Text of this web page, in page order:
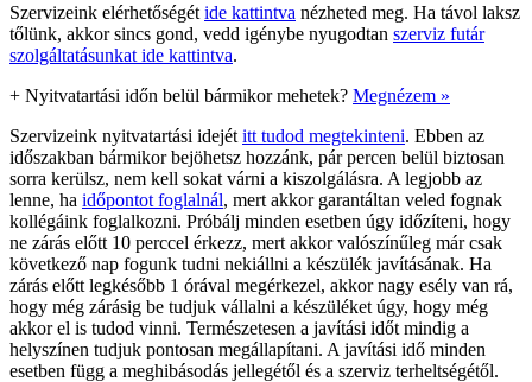
Szervizeink elérhetőségét ide kattintva nézheted meg. Ha távol laksz
tőlünk, akkor sincs gond, vedd igénybe nyugodtan szerviz futár
szolgáltatásunkat ide kattintva.
+ Nyitvatartási időn belül bármikor mehetek? Megnézem »
Szervizeink nyitvatartási idejét itt tudod megtekinteni. Ebben az
időszakban bármikor bejöhetsz hozzánk, pár percen belül biztosan
sorra kerülsz, nem kell sokat várni a kiszolgálásra. A legjobb az
lenne, ha időpontot foglalnál, mert akkor garantáltan veled fognak
kollégáink foglalkozni. Próbálj minden esetben úgy időzíteni, hogy
ne zárás előtt 10 perccel érkezz, mert akkor valószínűleg már csak
következő nap fogunk tudni nekiállni a készülék javításának. Ha
zárás előtt legkésőbb 1 órával megérkezel, akkor nagy esély van rá,
hogy még zárásig be tudjuk vállalni a készüléket úgy, hogy még
akkor el is tudod vinni. Természetesen a javítási időt mindig a
helyszínen tudjuk pontosan megállapítani. A javítási idő minden
esetben függ a meghibásodás jellegétől és a szerviz terheltségétől.